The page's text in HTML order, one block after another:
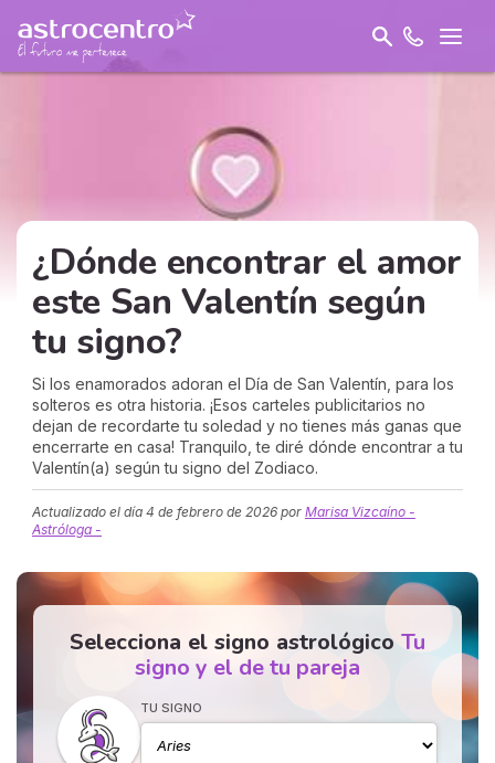
¿Dónde encontrar el amor
este San Valentín según
tu signo?
Si los enamorados adoran el Día de San Valentín, para los
solteros es otra historia. ¡Esos carteles publicitarios no
dejan de recordarte tu soledad y no tienes más ganas que
encerrarte en casa! Tranquilo, te diré dónde encontrar a tu
Valentín(a) según tu signo del Zodiaco.
Actualizado el día 4 de febrero de 2026 por Marisa Vizcaíno -
Astróloga -
Selecciona el signo astrológico Tu
signo y el de tu pareja
TU SIGNO